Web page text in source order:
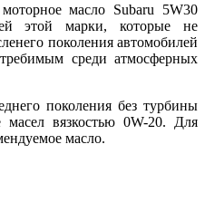
масло Subaru 5W30
этой марки, которые не
поколения автомобилей
среди атмосферных
поколения без турбины
масел вязкостью 0W-20. Для
масло.